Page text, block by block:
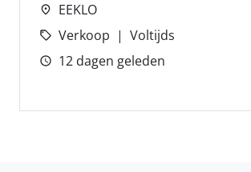
EEKLO
Verkoop
Voltijds
12 dagen geleden